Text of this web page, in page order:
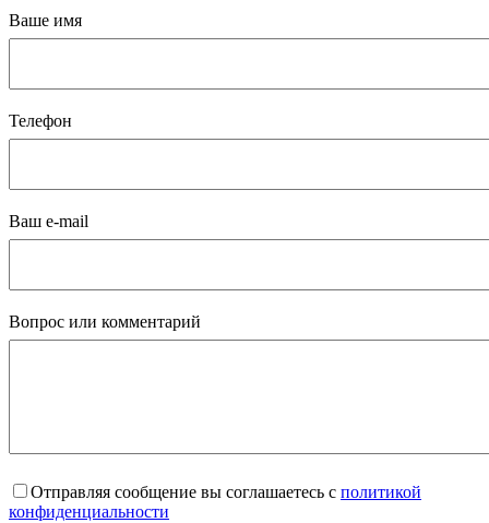
Ваше имя
Телефон
Ваш e-mail
Вопрос или комментарий
Отправляя сообщение вы соглашаетесь с политикой
конфиденциальности